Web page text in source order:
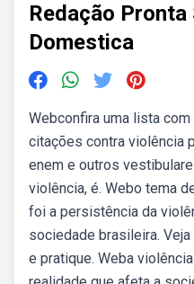
Redação
Domestica
Webconfira uma lista
citações contra violência
enem e outros
violência, é. Webo tema
foi a persistência da
sociedade brasileira.
e pratique. Weba